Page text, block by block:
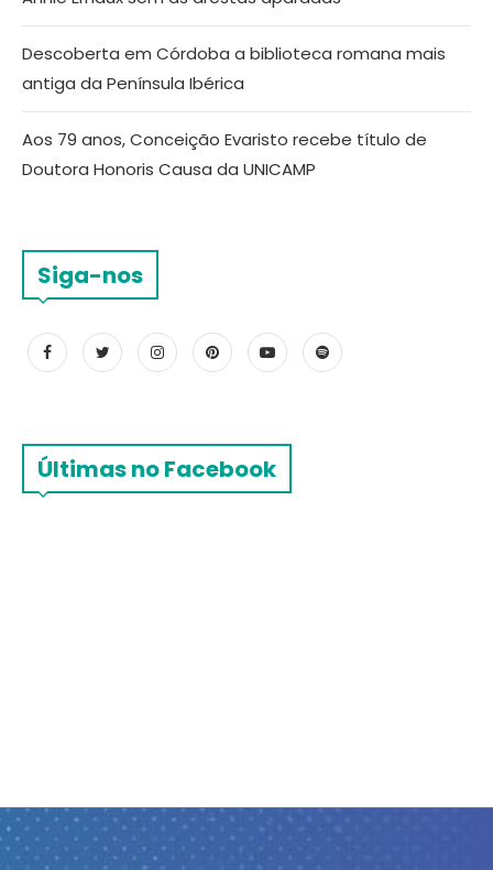
Descoberta em Córdoba a biblioteca romana mais
antiga da Península Ibérica
Aos 79 anos, Conceição Evaristo recebe título de
Doutora Honoris Causa da UNICAMP
Siga-nos
Últimas no Facebook